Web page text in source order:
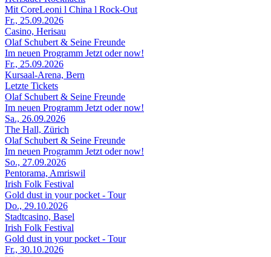
Mit CoreLeoni l China l Rock-Out
Fr., 25.09.2026
Casino, Herisau
Olaf Schubert & Seine Freunde
Im neuen Programm Jetzt oder now!
Fr., 25.09.2026
Kursaal-Arena, Bern
Letzte Tickets
Olaf Schubert & Seine Freunde
Im neuen Programm Jetzt oder now!
Sa., 26.09.2026
The Hall, Zürich
Olaf Schubert & Seine Freunde
Im neuen Programm Jetzt oder now!
So., 27.09.2026
Pentorama, Amriswil
Irish Folk Festival
Gold dust in your pocket - Tour
Do., 29.10.2026
Stadtcasino, Basel
Irish Folk Festival
Gold dust in your pocket - Tour
Fr., 30.10.2026